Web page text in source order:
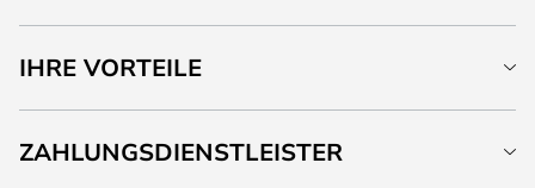
IHRE VORTEILE
ZAHLUNGSDIENSTLEISTER